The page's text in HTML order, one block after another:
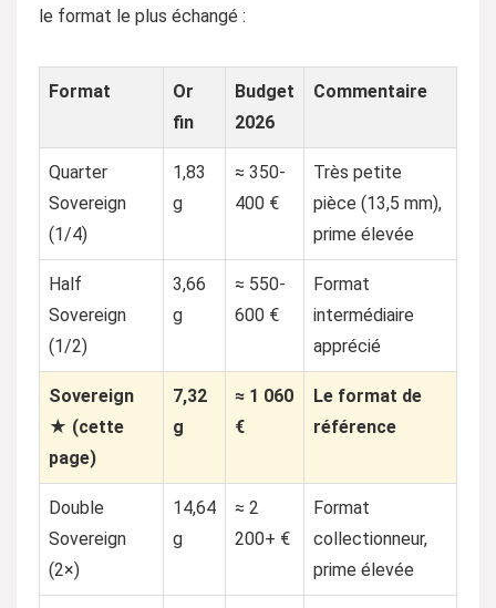
le format le plus échangé :
Format
Or
fin
Budget
2026
Commentaire
Quarter
Sovereign
(1/4)
1,83
g
≈ 350-
400 €
Très petite
pièce (13,5 mm),
prime élevée
Half
Sovereign
(1/2)
3,66
g
≈ 550-
600 €
Format
intermédiaire
apprécié
Sovereign
★ (cette
page)
7,32
g
≈ 1 060
€
Le format de
référence
Double
Sovereign
(2×)
14,64
g
≈ 2
200+ €
Format
collectionneur,
prime élevée